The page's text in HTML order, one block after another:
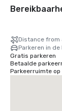
Distance from
Parkeren in de
Gratis parkeren
Betaalde
Parkeerruimte